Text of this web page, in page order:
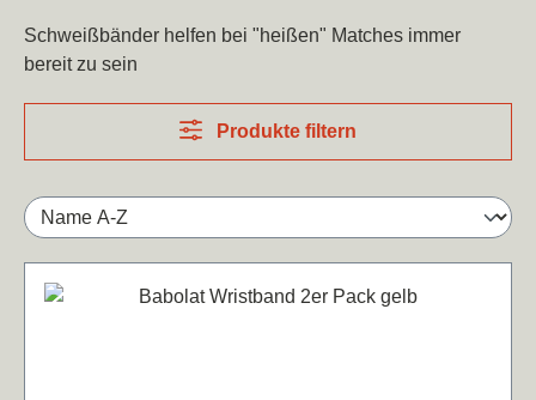
Schweißbänder helfen bei "heißen" Matches immer
bereit zu sein
Produkte filtern